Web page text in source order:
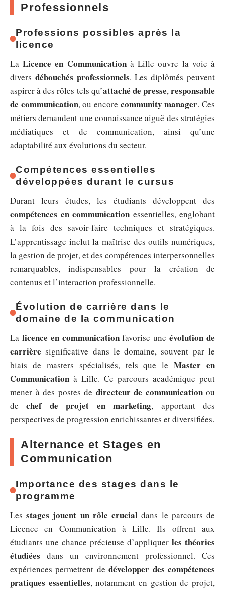
Professionnels
Professions possibles après la
licence
LaLicence en Communicationà Lille ouvre la voie à
divers débouchés professionnels. Les diplômés peuvent
aspirer à des rôles tels qu’attaché de presse,responsable
de communication, ou encore community manager. Ces
métiers demandent une connaissance aiguë des stratégies
médiatiques et de communication, ainsi qu’une
adaptabilité aux évolutions du secteur.
Compétences essentielles
développées durant le cursus
Durant leurs études, les étudiants développent des
compétences en communication essentielles, englobant
à la fois des savoir-faire techniques et stratégiques.
L’apprentissage inclut la maîtrise des outils numériques,
la gestion de projet, et des compétences interpersonnelles
remarquables, indispensables pour la création de
contenus et l’interaction professionnelle.
Évolution de carrière dans le
domaine de la communication
La licence en communicationfavorise uneévolution de
carrière significative dans le domaine, souvent par le
biais de masters spécialisés, tels que leMaster en
Communication à Lille. Ce parcours académique peut
mener à des postes de directeur de communicationou
dechef de projet en marketing, apportant des
perspectives de progression enrichissantes et diversifiées.
Alternance et Stages en
Communication
Importance des stages dans le
programme
Lesstages jouent un rôle crucial dans le parcours de
Licence en Communication à Lille. Ils offrent aux
étudiants une chance précieuse d’appliquer les théories
étudiées dans un environnement professionnel. Ces
expériences permettent dedévelopper des compétences
pratiques essentielles, notamment en gestion de projet,